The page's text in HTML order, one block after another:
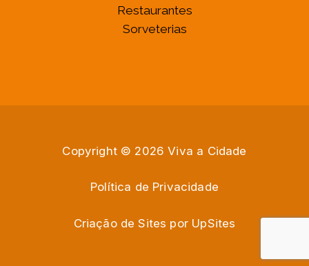
Restaurantes
Sorveterias
Copyright © 2026 Viva a Cidade
Política de Privacidade
Criação de Sites por UpSites